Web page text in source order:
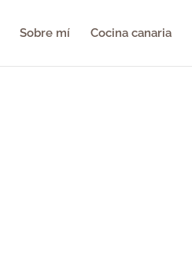
Sobre mí Cocina canaria